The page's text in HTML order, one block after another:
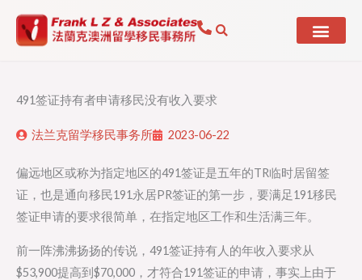
491签证持有者申请移民没有收入要求
法兰克留学移民事务所 2023-06-22
偏远地区或称为指定地区的491签证是五年的TR临时居留签
证，也是通向移民191永居PR签证的第一步，要满足191移民
签证申请的要求很简单，在指定地区工作和生活满三年。
前一阵沸沸扬扬的传说，491签证持有人的年收入要求从
$53,900提高到$70,000，才符合191签证的申请，事实上由于